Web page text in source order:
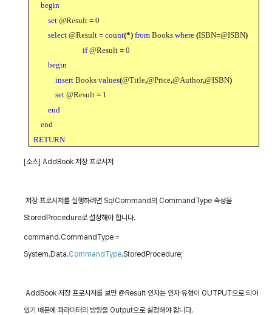
begin
set@Result=0
select@Result=count(*)fromBookswhere(ISBN=@ISBN)
if@Result=0
begin
insertBooksvalues(@Title,@Price,@Author,@ISBN)
set@Result= 1
end
end
RETURN
[소스] AddBook저장 프로시저
저장 프로시저를 실행하려면 SqlCommand의 CommandType속성을
StoredProcedure로 설정해야 합니다.
command.CommandType =
System.Data.CommandType.StoredProcedure;
AddBook저장 프로시저를 보면 @Result 인자는 인자 유형이 OUTPUT으로 되어
있기 때문에 파라미터의 방향을Output으로 설정해야 합니다.